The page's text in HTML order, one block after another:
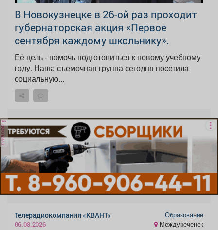
В Новокузнецке в 26-ой раз проходит
губернаторская акция «Первое
сентября каждому школьнику».
Её цель - помочь подготовиться к новому учебному
году. Наша съемочная группа сегодня посетила
социальную...
реклама
Телерадиокомпания «КВАНТ»
06.08.2026
Образование
Междуреченск